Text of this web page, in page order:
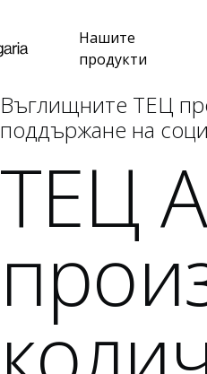
Нашите
продукти
Въглищните ТЕЦ
поддържане на
ТЕЦ